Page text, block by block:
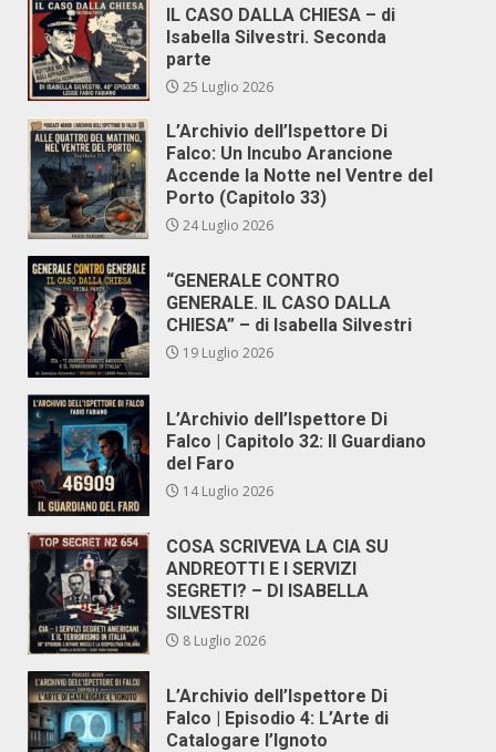
IL CASO DALLA CHIESA – di
Isabella Silvestri. Seconda
parte
25 Luglio 2026
L’Archivio dell’Ispettore Di
Falco: Un Incubo Arancione
Accende la Notte nel Ventre del
Porto (Capitolo 33)
24 Luglio 2026
“GENERALE CONTRO
GENERALE. IL CASO DALLA
CHIESA” – di Isabella Silvestri
19 Luglio 2026
L’Archivio dell’Ispettore Di
Falco | Capitolo 32: Il Guardiano
del Faro
14 Luglio 2026
COSA SCRIVEVA LA CIA SU
ANDREOTTI E I SERVIZI
SEGRETI? – DI ISABELLA
SILVESTRI
8 Luglio 2026
L’Archivio dell’Ispettore Di
Falco | Episodio 4: L’Arte di
Catalogare l’Ignoto